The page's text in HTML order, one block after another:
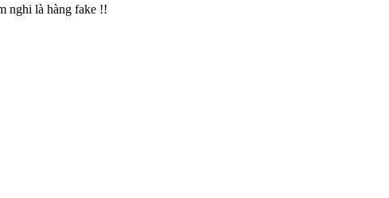
nghi là hàng fake !!